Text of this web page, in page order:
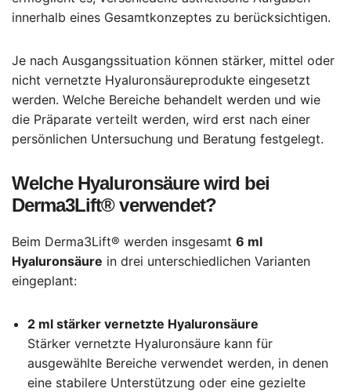
innerhalb eines Gesamtkonzeptes zu berücksichtigen.
Je nach Ausgangssituation können stärker, mittel oder
nicht vernetzte Hyaluronsäureprodukte eingesetzt
werden. Welche Bereiche behandelt werden und wie
die Präparate verteilt werden, wird erst nach einer
persönlichen Untersuchung und Beratung festgelegt.
Welche Hyaluronsäure wird bei
Derma3Lift® verwendet?
Beim Derma3Lift® werden insgesamt 6 ml
Hyaluronsäure in drei unterschiedlichen Varianten
eingeplant:
2 ml stärker vernetzte Hyaluronsäure
Stärker vernetzte Hyaluronsäure kann für
ausgewählte Bereiche verwendet werden, in denen
eine stabilere Unterstützung oder eine gezielte